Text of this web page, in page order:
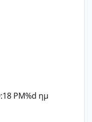
PM%d ημ
και ανεμελιά